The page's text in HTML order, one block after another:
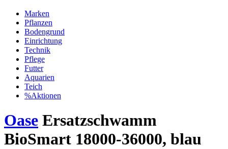
Marken
Pflanzen
Bodengrund
Einrichtung
Technik
Pflege
Futter
Aquarien
Teich
%Aktionen
Oase Ersatzschwamm
BioSmart 18000-36000, blau